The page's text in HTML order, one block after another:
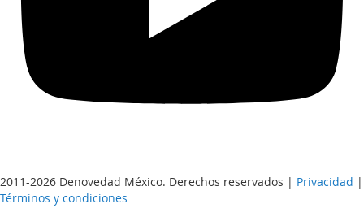
2011-2026 Denovedad México. Derechos reservados | Privacidad |
Términos y condiciones